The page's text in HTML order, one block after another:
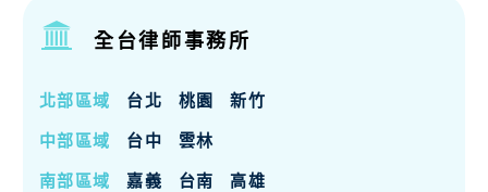
全台律師事務所
北部區域 台北 桃園 新竹
南部區域 嘉義 台南 高雄
中部區域 台中 雲林